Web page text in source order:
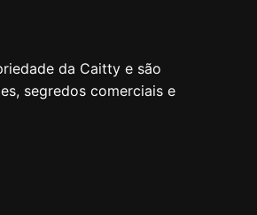
da Caitty e são
segredos comerciais e